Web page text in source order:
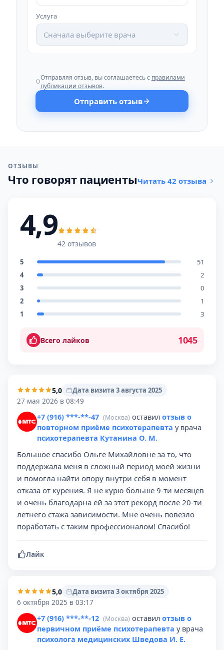
Услуга
Сначала выберите врача
Отправляя отзыв, вы соглашаетесь с правилами
публикации отзывов.
Отправить отзыв
ОТЗЫВЫ
Что говорят пациентыЧитать 42 отзыва
4,9
42 отзывов
5
51
4
2
3
0
2
1
1
3
Всего лайков 1045
5,0
Дата визита 3 августа 2025
27 мая 2026 в 08:49
+7 (916) ***-**-47 (Москва) оставил отзыв о
повторном приёме психотерапевта у врача
психотерапевта Кутанина О. М.
Большое спасибо Ольге Михайловне за то, что
поддержала меня в сложный период моей жизни
и помогла найти опору внутри себя в момент
отказа от курения. Я не курю больше 9-ти месяцев
и очень благодарна ей за этот рекорд после 20-ти
летнего стажа зависимости. Мне очень повезло
поработать с таким профессионалом! Спасибо!
Лайк
5,0
Дата визита 3 октября 2025
6 октября 2025 в 03:17
+7 (916) ***-**-12 (Москва) оставил отзыв о
первичном приёме психотерапевта у врача
психолога медицинских Шведова И. Е.